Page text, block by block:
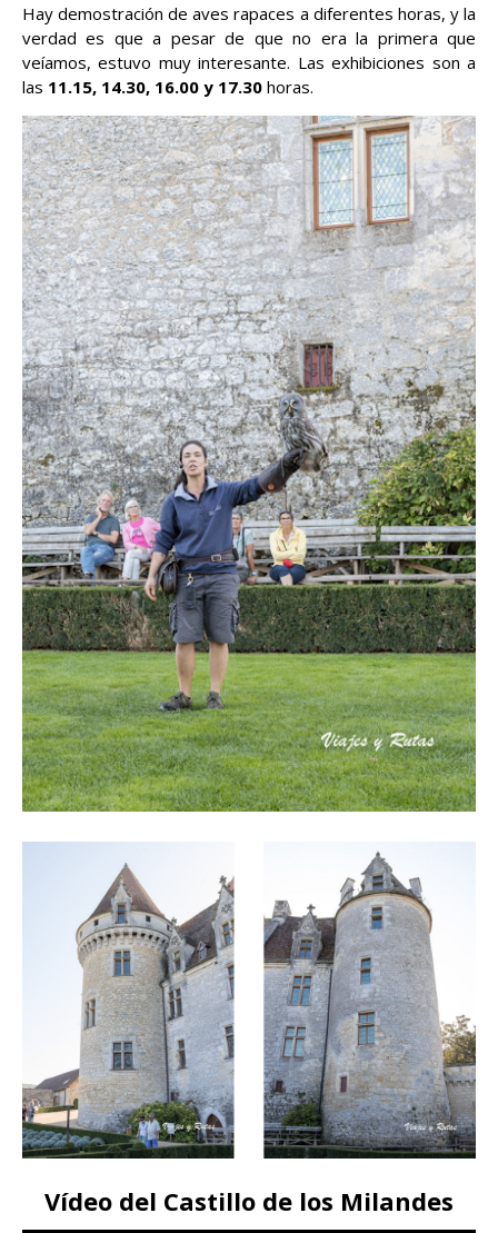
Hay demostración de aves rapaces a diferentes horas, y la
verdad es que a pesar de que no era la primera que
veíamos, estuvo muy interesante. Las exhibiciones son a
las 11.15, 14.30, 16.00 y 17.30 horas.
Vídeo del Castillo de los Milandes